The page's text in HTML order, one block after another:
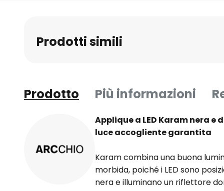
Prodotti simili
Prodotto Più informazioni
Applique a LED Karam nera
luce accogliente garantita
Karam combina una buona
morbida, poiché i LED sono
nera e illuminano un riflettore